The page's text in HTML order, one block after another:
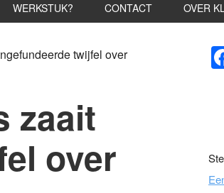
WERKSTUK? CONTACT OVER
twijfel over
zaait
over